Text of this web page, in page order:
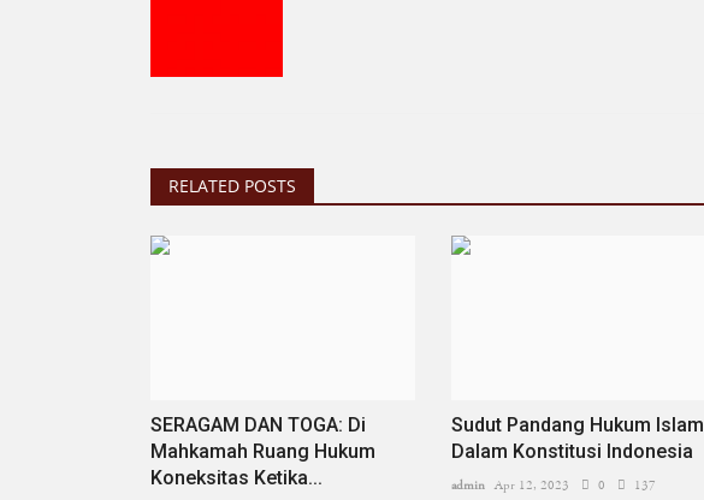
RELATED POSTS
SERAGAM DAN TOGA: Di
Mahkamah Ruang Hukum
Koneksitas Ketika...
Sudut Pandang Hukum Islam
Dalam Konstitusi Indonesia
admin Apr 12, 2023 0 137